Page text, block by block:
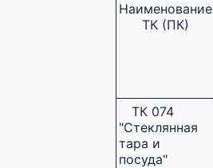
Наименование
ТК (ПК)
ТК 074
"Стеклянная
тара и
посуда"